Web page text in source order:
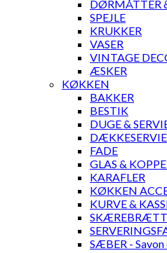
DØRMÅTTER
SPEJLE
KRUKKER
VASER
VINTAGE
ÆSKER
KØKKEN
BAKKER
BESTIK
DUGE &
FADE
GLAS &
KARAFLER
KØKKEN
KURVE &
SÆBER -